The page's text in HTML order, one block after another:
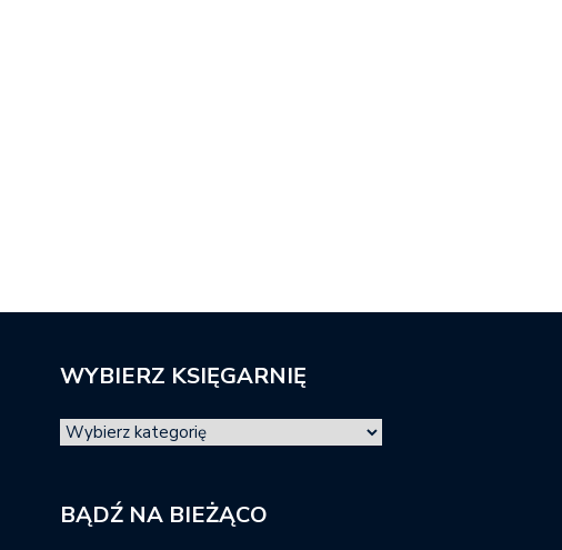
WYBIERZ KSIĘGARNIĘ
BĄDŹ NA BIEŻĄCO